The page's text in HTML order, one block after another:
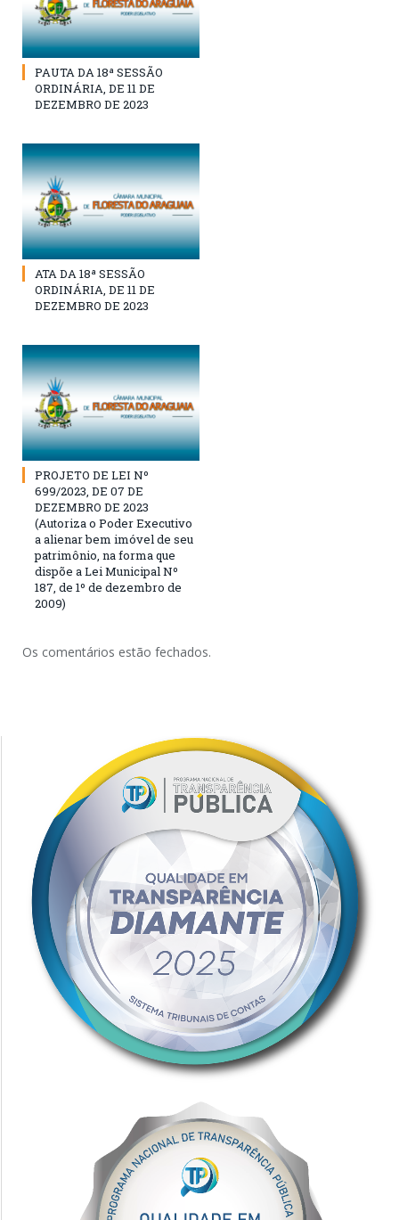
PAUTA DA 18ª SESSÃO
ORDINÁRIA, DE 11 DE
DEZEMBRO DE 2023
ATA DA 18ª SESSÃO
ORDINÁRIA, DE 11 DE
DEZEMBRO DE 2023
PROJETO DE LEI Nº
699/2023, DE 07 DE
DEZEMBRO DE 2023
(Autoriza o Poder Executivo
a alienar bem imóvel de seu
patrimônio, na forma que
dispõe a Lei Municipal Nº
187, de 1º de dezembro de
2009)
Os comentários estão fechados.